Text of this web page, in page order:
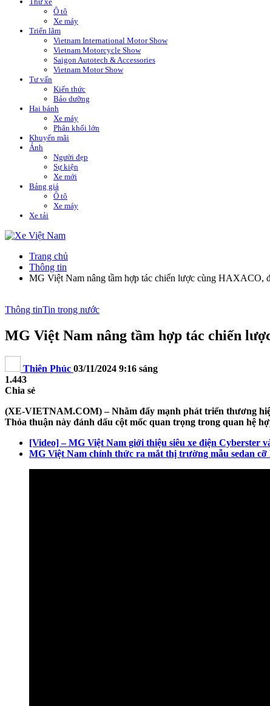
Ô tô
Xe máy
Triển lãm
Vietnam International Motor Show
Vietnam Motorcycle Show
Saigon Autotech & Accessories
Vietnam Motor Show
Tư vấn
Kiến thức
Bảo dưỡng
Hai bánh
Xe máy
Phân khối lớn
Khuyến mãi
Ảnh
Người đẹp
Sự kiện
Xe mới
Bảng giá
Ô tô
Xe máy
Xe tải
Trang chủ
Thông tin
MG Việt Nam nâng tầm hợp tác chiến lược cùng HAXACO,
Thông tinTin trong nước
MG Việt Nam nâng tầm hợp tác chiến
Thiên Phúc 03/11/2024 9:16 sáng
1.443
Chia sẻ
(XE-VIETNAM.COM) – Nhằm đẩy mạnh phát triển thương
Thỏa thuận này đánh dấu cột mốc quan trọng trong quan hệ
[Video] – MG Việt Nam giới thiệu siêu xe điện Cyberster
MG Việt Nam chính thức ra mắt thị trường mẫu sedan